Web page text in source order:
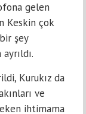
gelen
Keskin çok
şey
Kurukız da
ve
ihtimama